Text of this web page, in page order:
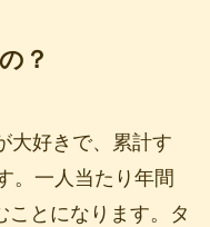
？
大好きで、累計す
。一人当たり年間
ことになります。タ